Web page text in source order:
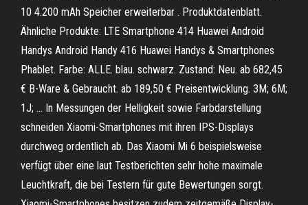
10 4.200 mAh Speicher erweiterbar . Produktdatenblatt.
Ähnliche Produkte: LTE Smartphone 414 Huawei Android
Handys Android Handy 416 Huawei Handys & Smartphones
Phablet. Farbe: ALLE. blau. schwarz. Zustand: Neu. ab 682,45
€ B-Ware & Gebraucht. ab 189,50 € Preisentwicklung. 3M; 6M;
1J; … In Messungen der Helligkeit sowie Farbdarstellung
schneiden Xiaomi-Smartphones mit ihren IPS-Displays
durchweg ordentlich ab. Das Xiaomi Mi 6 beispielsweise
verfügt über eine laut Testberichten sehr hohe maximale
Leuchtkraft, die bei Testern für gute Bewertungen sorgt.